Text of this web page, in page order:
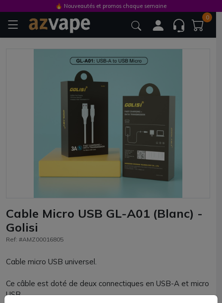
0
Cable Micro USB GL-A01 (Blanc) -
Golisi
Ref: #AMZ00016805
Cable micro USB universel.
Ce câble est doté de deux connectiques en USB-A et micro
USB.
🔥 Nouveautés et promos chaque semaine